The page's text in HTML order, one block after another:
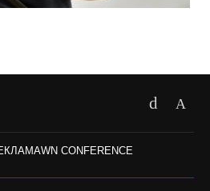
WN CONFERENCE